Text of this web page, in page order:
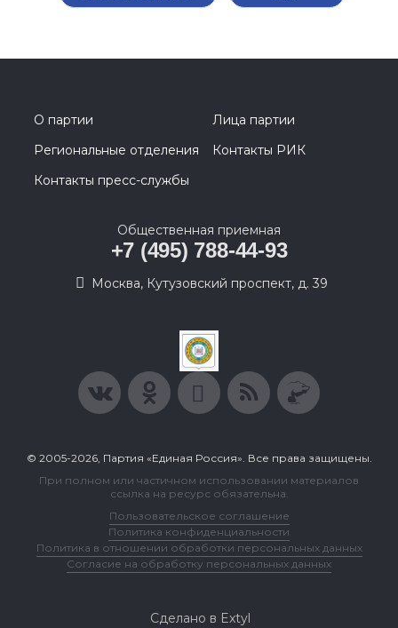
О партии
Лица партии
Региональные отделения
Контакты РИК
Контакты пресс-службы
Общественная приемная
+7 (495) 788-44-93
Москва, Кутузовский проспект, д. 39
© 2005-2026, Партия «Единая Россия». Все права защищены.
При полном или частичном использовании материалов
ссылка на ресурс обязательна.
Пользовательское соглашение
Политика конфиденциальности
Политика в отношении обработки персональных данных
Согласие на обработку персональных данных
Сделано в Extyl